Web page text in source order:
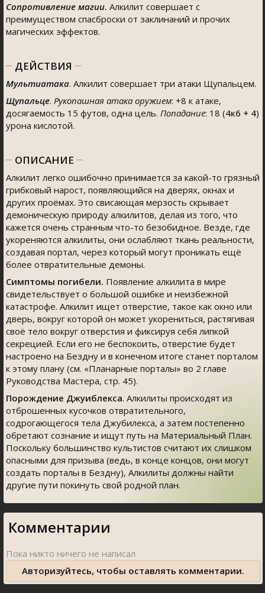
Сопротивление магии. Алкилит совершает с
преимуществом спасброски от заклинаний и прочих
магических эффектов.
ДЕЙСТВИЯ
Мультиатака. Алкилит совершает три атаки Щупальцем.
Щупальце. Рукопашная атака оружием: +8 к атаке,
досягаемость 15 футов, одна цель. Попадание: 18 (4к6 + 4)
урона кислотой.
ОПИСАНИЕ
Алкилит легко ошибочно принимается за какой-то грязный
грибковый нарост, появляющийся на дверях, окнах и
других проёмах. Это свисающая мерзость скрывает
демоническую природу алкилитов, делая из того, что
кажется очень странным что-то безобидное. Везде, где
укореняются алкилиты, они ослабляют ткань реальности,
создавая портал, через который могут проникать ещё
более отвратительные демоны.
Симптомы погибели. Появление алкилита в мире
свидетельствует о большой ошибке и неизбежной
катастрофе. Алкилит ищет отверстие, такое как окно или
дверь, вокруг которой он может укорениться, растягивая
своё тело вокруг отверстия и фиксируя себя липкой
секрецией. Если его не беспокоить, отверстие будет
настроено на Бездну и в конечном итоге станет порталом
к этому плану (см. «Планарные порталы» во 2 главе
Руководства Мастера, стр. 45).
Порождение Джуиблекса. Алкилиты происходят из
отброшенных кусочков отвратительного,
содрогающегося тела Джубилекса, а затем постепенно
обретают сознание и ищут путь на Материальный План.
Поскольку большинство культистов считают их слишком
опасными для призыва (ведь, в конце концов, они могут
создать порталы в Бездну), Алкилиты должны найти
другие пути покинуть свой родной план.
Комментарии
Авторизуйтесь, чтобы оставлять комментарии.